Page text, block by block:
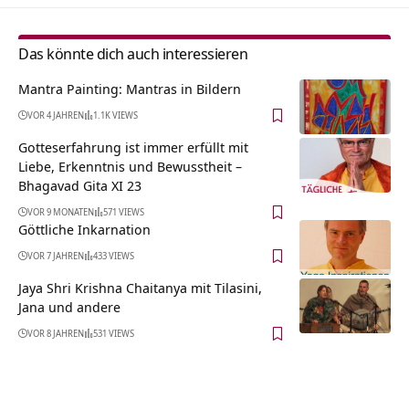
Das könnte dich auch interessieren
Mantra Painting: Mantras in Bildern
VOR 4 JAHREN 1.1K VIEWS
Gotteserfahrung ist immer erfüllt mit
Liebe, Erkenntnis und Bewusstheit –
Bhagavad Gita XI 23
VOR 9 MONATEN 571 VIEWS
Göttliche Inkarnation
VOR 7 JAHREN 433 VIEWS
Jaya Shri Krishna Chaitanya mit Tilasini,
Jana und andere
VOR 8 JAHREN 531 VIEWS